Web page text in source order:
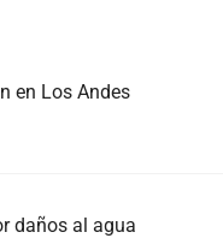
en Los Andes
daños al agua